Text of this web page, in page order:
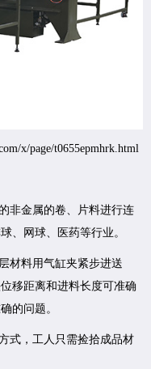
x/page/t0655epmhrk.html
非金属的卷、片料进行连
、网球、医药等行业。
材料用气缸夹紧步进送
移距离和进料长度可准确
的问题。
式，工人只需捡拾成品材